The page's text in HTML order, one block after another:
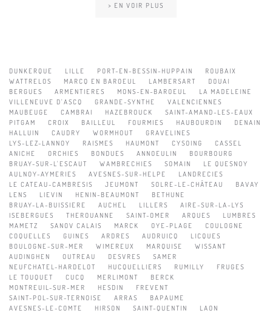
> EN VOIR PLUS
DUNKERQUE LILLE PORT-EN-BESSIN-HUPPAIN
ROUBAIX
WATTRELOS
MARCQ EN BAROEUL LAMBERSART
DOUAI
BERGUES
ARMENTIERES MONS-EN-BAROEUL
LA MADELEINE
VILLENEUVE D'ASCQ
GRANDE-SYNTHE
VALENCIENNES
MAUBEUGE
CAMBRAI HAZEBROUCK
SAINT-AMAND-LES-EAUX
PITGAM
CROIX BAILLEUL FOURMIES HAUBOURDIN
DENAIN
HALLUIN
CAUDRY WORMHOUT
GRAVELINES
LYS-LEZ-LANNOY
RAISMES HAUMONT CYSOING
CASSEL
ANICHE
ORCHIES BONDUES ANNOEULIN
BOURBOURG
BRUAY-SUR-L'ESCAUT
WAMBRECHIES SOMAIN
LE QUESNOY
AULNOY-AYMERIES
AVESNES-SUR-HELPE
LANDRECIES
LE CATEAU-CAMBRESIS
JEUMONT SOLRE-LE-CHÂTEAU
BAVAY
LENS
LIEVIN HENIN-BEAUMONT
BETHUNE
BRUAY-LA-BUISSIERE
AUCHEL LILLERS
AIRE-SUR-LA-LYS
ISEBERGUES
THEROUANNE SAINT-OMER ARQUES
LUMBRES
MAMETZ
SANOV CALAIS MARCK OYE-PLAGE
COULOGNE
COQUELLES
GUINES ARDRES AUDRUICQ
LICQUES
BOULOGNE-SUR-MER
WIMEREUX MARQUISE
WISSANT
AUDINGHEN
OUTREAU DESVRES
SAMER
NEUFCHATEL-HARDELOT
HUCQUELLIERS RUMILLY
FRUGES
LE TOUQUET
CUCQ MERLIMONT
BERCK
MONTREUIL-SUR-MER
HESDIN
FREVENT
SAINT-POL-SUR-TERNOISE
ARRAS
BAPAUME
AVESNES-LE-COMTE
HIRSON SAINT-QUENTIN
LAON